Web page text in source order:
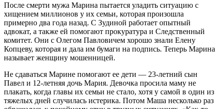
После смерти мужа Марина пытается уладить ситуацию с
хищением миллионов у их семьи, которая произошла
примерно два года назад. С Зудиной работает опытный
адвокат, а также ей помогают прокуратура и Следственный
комитет. Они с Олегом Павловичем хорошо знали Елену
Копцеву, которая и дала им бумаги на подпись. Теперь Марина
называет женщину мошенницей.
Не сдаваться Марине помогают ее дети — 23-летний сын
Павел и 12-летняя дочь Мария. Девочка просила маму не
плакать, когда главы их семьи не стало, хотя у самой в один из
тяжелых дней случилась истерика. Потом Маша несколько раз